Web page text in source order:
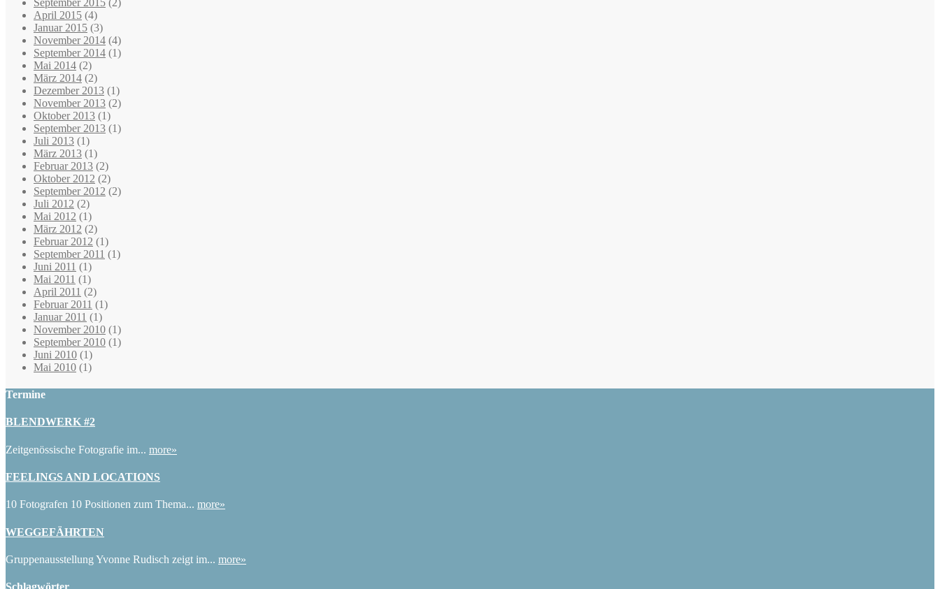
September 2015 (2)
April 2015 (4)
Januar 2015 (3)
November 2014 (4)
September 2014 (1)
Mai 2014 (2)
März 2014 (2)
Dezember 2013 (1)
November 2013 (2)
Oktober 2013 (1)
September 2013 (1)
Juli 2013 (1)
März 2013 (1)
Februar 2013 (2)
Oktober 2012 (2)
September 2012 (2)
Juli 2012 (2)
Mai 2012 (1)
März 2012 (2)
Februar 2012 (1)
September 2011 (1)
Juni 2011 (1)
Mai 2011 (1)
April 2011 (2)
Februar 2011 (1)
Januar 2011 (1)
November 2010 (1)
September 2010 (1)
Juni 2010 (1)
Mai 2010 (1)
Termine
BLENDWERK #2
Zeitgenössische Fotografie im... more»
FEELINGS AND LOCATIONS
10 Fotografen 10 Positionen zum Thema... more»
WEGGEFÄHRTEN
Gruppenausstellung Yvonne Rudisch zeigt im... more»
Schlagwörter